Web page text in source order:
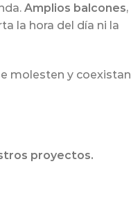
Amplios balcones,
la hora del día ni la
molesten y coexistan
proyectos.